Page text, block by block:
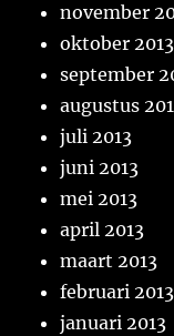
november
oktober 2013
september
augustus
juli 2013
juni 2013
mei 2013
april 2013
maart 2013
februari 2013
januari 2013